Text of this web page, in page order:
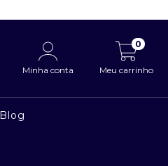
Minha conta Meu carrinho
0
Blog